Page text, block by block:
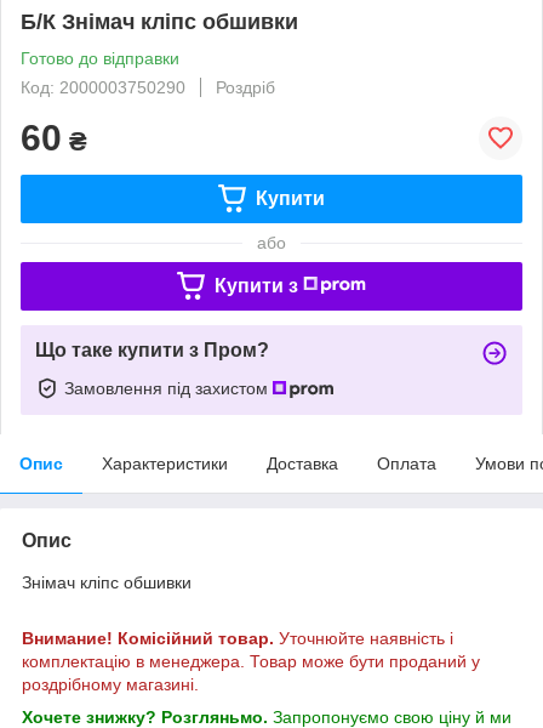
Б/К Знімач кліпс обшивки
Готово до відправки
Код: 2000003750290
Роздріб
60 ₴
Купити
або
Купити з
Що таке купити з Пром?
Замовлення під захистом
Опис Характеристики Доставка Оплата Умови
Опис
Знімач кліпс обшивки
Внимание! Комісійний товар. Уточнюйте наявність і
комплектацію в менеджера. Товар може бути проданий у
роздрібному магазині.
Хочете знижку? Розгляньмо. Запропонуємо свою ціну й ми